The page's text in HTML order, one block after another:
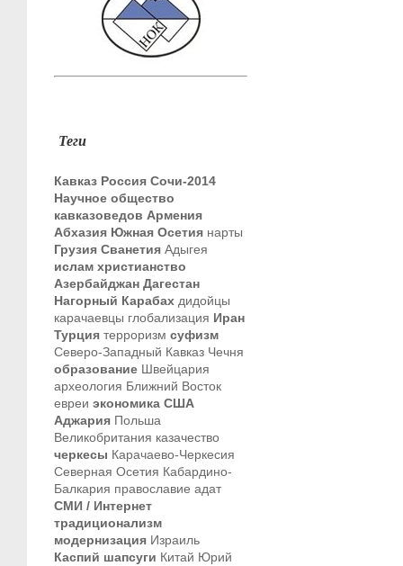
Теги
Кавказ Россия Сочи-2014
Научное общество
кавказоведов Армения
Абхазия Южная Осетия нарты
Грузия Сванетия Адыгея
ислам христианство
Азербайджан Дагестан
Нагорный Карабах дидойцы
карачаевцы глобализация Иран
Турция терроризм суфизм
Северо-Западный Кавказ Чечня
образование Швейцария
археология Ближний Восток
евреи экономика США
Аджария Польша
Великобритания казачество
черкесы Карачаево-Черкесия
Северная Осетия Кабардино-
Балкария православие адат
СМИ / Интернет
традиционализм
модернизация Израиль
Каспий шапсуги Китай Юрий